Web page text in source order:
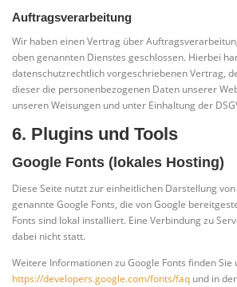
Auftragsverarbeitung
Wir haben einen Vertrag über
oben genannten Dienstes geschlossen. Hierbei
datenschutzrechtlich vorgeschriebenen Vertrag,
dieser die personenbezogenen Daten unserer
unseren Weisungen und unter Einhaltung der
6. Plugins und Tools
Google Fonts (lokales Hosting)
Diese Seite nutzt zur einheitlichen Darstellung
genannte Google Fonts, die von Google
Fonts sind lokal installiert. Eine Verbindung zu
dabei nicht statt.
Weitere Informationen zu Google Fonts finden Sie
https://developers.google.com/fonts/faq und in